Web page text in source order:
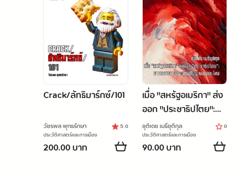
Crack/ลัทธิมาร์กซ์/101
วัชรพล พุทธรักษา 5.0
ประวัติศาสตร์และการเมือง
200.00 บาท
เมื่อ "สหรัฐอเมริกา" ส่ง
ออก "ประชาธิปไตย":
การเผยแพร่
ประชาธิปไตย NED และ
ไทย
ชุติเดช เมธีชุติกุล 0
ประวัติศาสตร์และการเมือง
90.00 บาท